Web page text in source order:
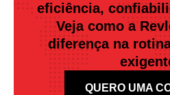
eficiência,
Veja como a
diferença na
QUERO UMA